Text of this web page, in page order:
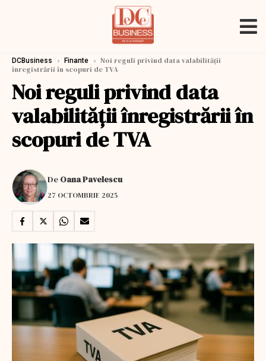
DCBusiness › Finante › Noi reguli privind data valabilității
înregistrării în scopuri de TVA
Noi reguli privind data
valabilității înregistrării în
scopuri de TVA
De Oana Pavelescu
27 OCTOMBRIE 2025